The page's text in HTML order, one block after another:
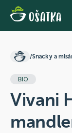
/Snacky a
BIO
Vivani